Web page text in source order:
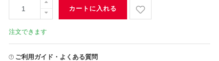
カートに入れる
注文できます
ご利用ガイド・よくある質問